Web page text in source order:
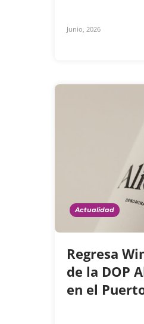
Junio, 2026
Actualidad
Regresa
de la DOP
en el